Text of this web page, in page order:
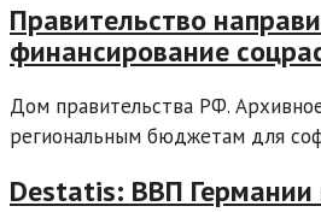
Правительство
финансирование
Дом правительства РФ.
региональным бюджетам для
Destatis: ВВП Германии